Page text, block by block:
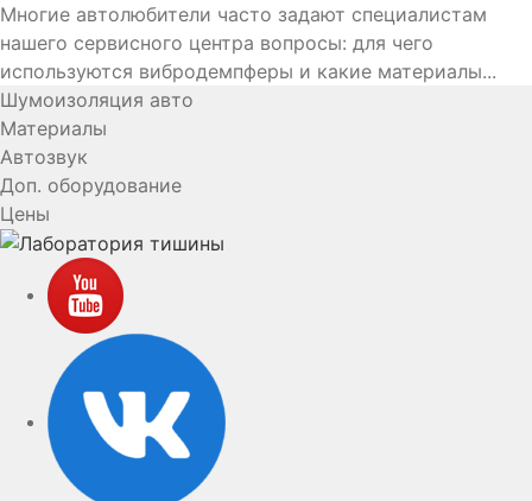
Многие автолюбители часто задают специалистам
нашего сервисного центра вопросы: для чего
используются вибродемпферы и какие материалы...
Шумоизоляция авто
Материалы
Автозвук
Доп. оборудование
Цены